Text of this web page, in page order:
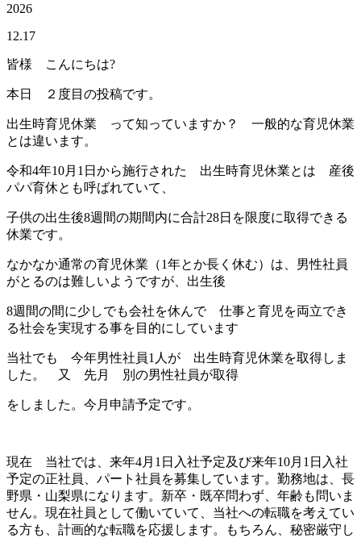
2026
12.17
皆様 こんにちは?
本日 ２度目の投稿です。
出生時育児休業 って知っていますか？ 一般的な育児休業
とは違います。
令和4年10月1日から施行された 出生時育児休業とは 産後
パパ育休とも呼ばれていて、
子供の出生後8週間の期間内に合計28日を限度に取得できる
休業です。
なかなか通常の育児休業（1年とか長く休む）は、男性社員
がとるのは難しいようですが、出生後
8週間の間に少しでも会社を休んで 仕事と育児を両立でき
る社会を実現する事を目的にしています
当社でも 今年男性社員1人が 出生時育児休業を取得しま
した。 又 先月 別の男性社員が取得
をしました。今月申請予定です。
現在 当社では、来年4月1日入社予定及び来年10月1日入社
予定の正社員、パート社員を募集しています。勤務地は、長
野県・山梨県になります。新卒・既卒問わず、年齢も問いま
せん。現在社員として働いていて、当社への転職を考えてい
る方も、計画的な転職を応援します。もちろん、秘密厳守し